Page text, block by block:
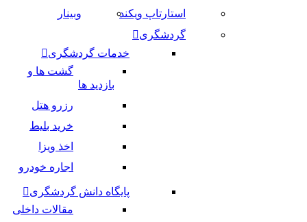
استارتاپ ویکند
وبینار
گردشگری
خدمات گردشگری
گشت ها و
بازدید ها
رزرو هتل
خرید بلیط
اخذ ویزا
اجاره خودرو
پایگاه دانش گردشگری
مقالات داخلی